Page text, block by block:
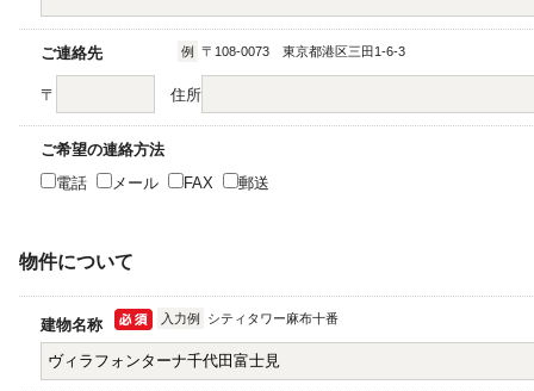
ご連絡先 例 〒108-0073 東京都港区三田1-6-3
〒 住所
ご希望の連絡方法
電話
メール FAX 郵送
物件について
建物名称 入力例 シティタワー麻布十番